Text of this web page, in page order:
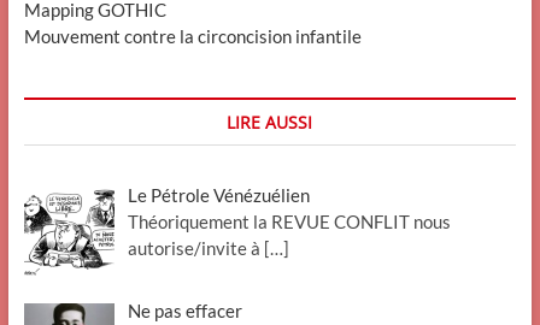
Mapping GOTHIC
Mouvement contre la circoncision infantile
LIRE AUSSI
Le Pétrole Vénézuélien
Théoriquement la REVUE CONFLIT nous
autorise/invite à […]
Ne pas effacer